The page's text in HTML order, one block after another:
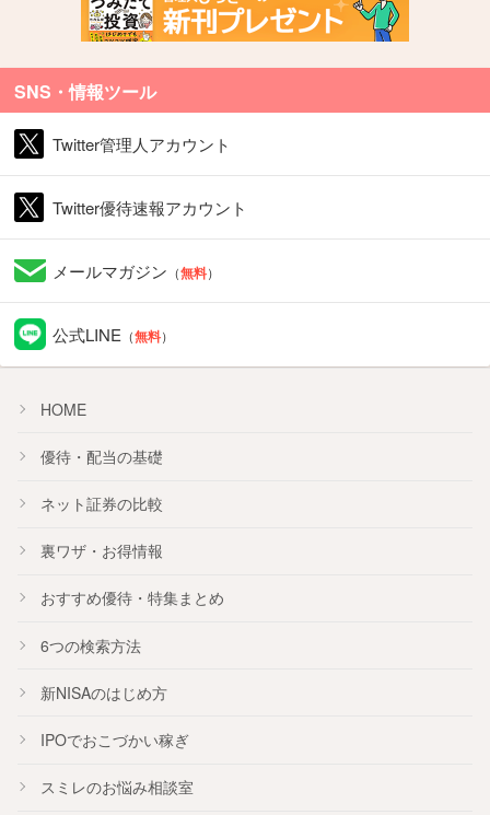
SNS・情報ツール
Twitter管理人アカウント
Twitter優待速報アカウント
メールマガジン （無料）
公式LINE （無料）
HOME
優待・配当の基礎
ネット証券の比較
裏ワザ・お得情報
おすすめ優待・ 特集まとめ
6つの検索方法
新NISAのはじめ方
IPOでおこづかい稼ぎ
スミレのお悩み相談室